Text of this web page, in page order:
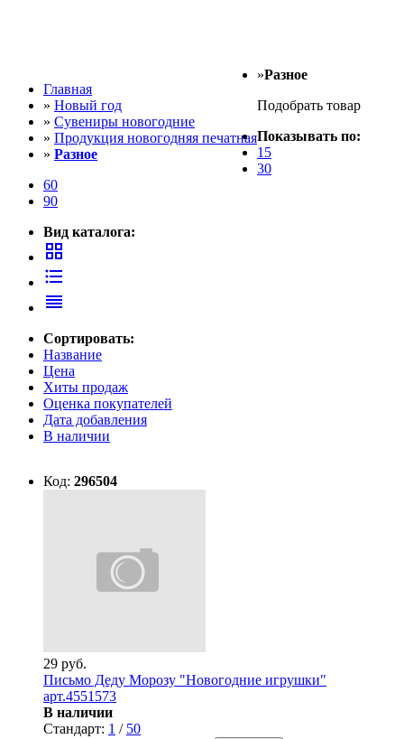
Главная
» Новый год
» Сувениры новогодние
» Продукция новогодняя печатная
» Разное
»Разное
Подобрать товар
Показывать по:
15
30
60
90
Вид каталога:
grid_view
format_list_bulleted
reorder
Сортировать:
Название
Цена
Хиты продаж
Оценка покупателей
Дата добавления
В наличии
Код: 296504
29 руб.
Письмо Деду Морозу "Новогодние игрушки"
арт.4551573
В наличии
Стандарт: 1 / 50